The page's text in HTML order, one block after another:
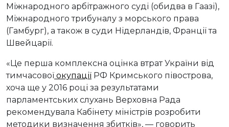
Міжнародного арбітражного суді (обидва в Гаазі),
Міжнародного трибуналу з морського права
(Гамбург), а також в суди Нідерландів, Франції та
Швейцарії.
«Це перша комплексна оцінка втрат України від
тимчасової окупації РФ Кримського півострова,
хоча ще у 2016 році за результатами
парламентських слухань Верховна Рада
рекомендувала Кабінету міністрів розробити
методики визначення збитків», — говорить